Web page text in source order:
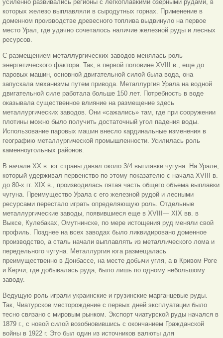
усиленно развивались регионы с легкоплавкими озерными рудами, в
которых железо выплавляли в сыродутных горнах. Применение в
доменном производстве древесного топлива выдвинуло на первое
место Урал, где удачно сочеталось наличие железной руды и лесных
ресурсов.
С размещением металлургических заводов менялась роль
энергетического фактора. Так, в первой половине XVIII в., еще до
паровых машин, основной двигательной силой была вода, она
запускала механизмы путем привода. Металлургия Урала на водной
двигательной силе работала больше 150 лет. Потребность в воде
оказывала существенное влияние на размещение здесь
металлургических заводов. Они «сажались» там, где при сооружении
плотины можно было получить достаточный угол падения воды.
Использование паровых машин внесло кардинальные изменения в
географию металлургической промышленности. Усилилась роль
каменноугольных районов.
В начале XX в. юг страны давал около 3/4 выплавки чугуна. На Урале,
который удерживал первенство по этому показателю с начала XVIII в.
до 80-х гг. XIX в., производилась пятая часть общего объема выплавки
чугуна. Преимущество Урала с его железной рудой и лесными
ресурсами перестало играть определяющую роль. Отдельные
металлургические заводы, появившиеся еще в XVIII— XIX вв. в
Выксе, Кулебаках, Омутнинске, по мере истощения руд меняли свой
профиль. Позднее на всех заводах было ликвидировано доменное
производство, а сталь начали выплавлять из металлического лома и
передельного чугуна. Металлургия юга размещалась
преимущественно в Донбассе, на месте добычи угля, а в Кривом Роге
и Керчи, где добывалась руда, было лишь по одному небольшому
заводу.
Ведущую роль играли украинские и грузинские марганцевые руды.
Так, Чиатурское месторождение с первых дней эксплуатации было
тесно связано с мировым рынком. Экспорт чиатурской руды начался в
1879 г., с новой силой возобновившись с окончанием Гражданской
войны в 1922 г. Это был один из источников валюты для